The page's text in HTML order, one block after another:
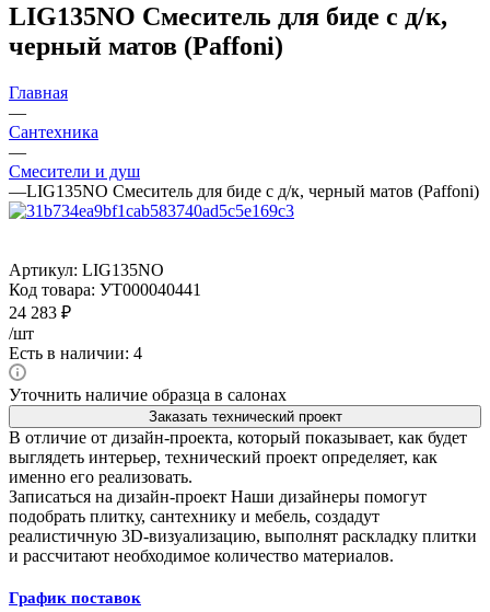
LIG135NO Смеситель для биде с д/к,
черный матов (Paffoni)
Главная
—
Сантехника
—
Смесители и душ
—LIG135NO Смеситель для биде с д/к, черный матов (Paffoni)
Артикул: LIG135NO
Код товара: УТ000040441
24 283 ₽
/шт
Есть в наличии: 4
Уточнить наличие образца в салонах
Заказать технический проект
В отличие от дизайн-проекта, который показывает, как будет
выглядеть интерьер, технический проект определяет, как
именно его реализовать.
Записаться на дизайн-проект Наши дизайнеры помогут
подобрать плитку, сантехнику и мебель, создадут
реалистичную 3D-визуализацию, выполнят раскладку плитки
и рассчитают необходимое количество материалов.
График поставок